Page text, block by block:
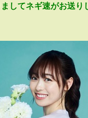
してネギ速がお送り